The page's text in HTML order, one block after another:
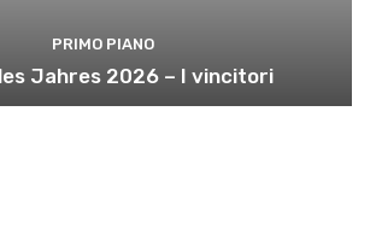
PRIMO PIANO
Jahres 2026 – I vincitori